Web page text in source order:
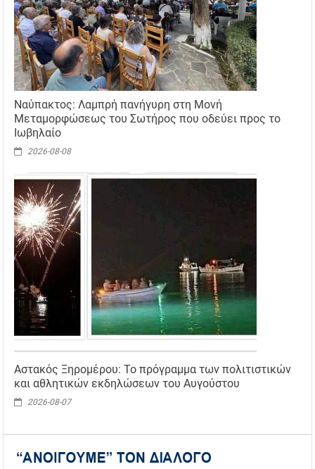
Ναύπακτος: Λαμπρή πανήγυρη στη Μονή
Μεταμορφώσεως του Σωτήρος που οδεύει προς το
Ιωβηλαίο
2026-08-08
Αστακός Ξηρομέρου: Το πρόγραμμα των πολιτιστικών
και αθλητικών εκδηλώσεων του Αυγούστου
2026-08-07